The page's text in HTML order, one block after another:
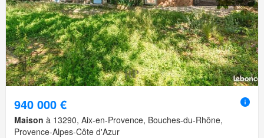
940 000 €
Maison à 13290, Aix-en-Provence, Bouches-du-Rhône,
Provence-Alpes-Côte d'Azur